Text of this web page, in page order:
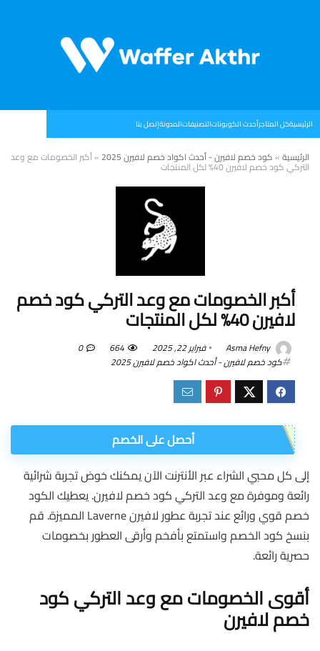
الرئيسيةكل المتاجرأحدث الكوبوناتالتصنيفاتالمدونةإتصل بنا
الرئيسية»كود خصم لافيرن - أحدث اكواد خصم لافيرن 2025 »أكبر الخصومات مع وعد
التركي كود خصم لافيرن 40% لكل المنتجات
أكبر الخصومات مع وعد التركي كود خصم
لافيرن 40% لكل المنتجات
Asma Hefny فبراير 22, 2025 664
0
كود خصم لافيرن - أحدث اكواد خصم لافيرن 2025
أحصل على الخصم
إلى كل محبي الشراء عبر الأنترنت الآن يمكنك خوض تجربة شرائية
رائعة وموفرة مع وعد التركي كود خصم لافيرن. يعطيك الكود
خصم قوي ورائع عند تجربة عطور لافيرن Laverne المميزة. قم
بنسخ كود الخصم واستمتع بأفخم وأرقى العطور بخصومات
حصرية رائعة.
أقوى الخصومات مع وعد التركي كود
خصم لافيرن